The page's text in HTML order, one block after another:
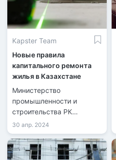
Kapster Team
Новые правила
капитального ремонта
жилья в Казахстане
Министерство
промышленности и
строительства РК
предложило изменить
порядок капитального
ремонта общего
имущества в
30 апр. 2024